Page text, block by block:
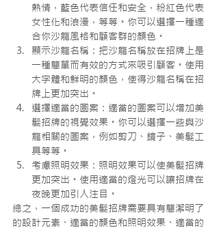
熱情，藍色代表信任和安全，粉紅色代表
女性化和浪漫，等等。你可以選擇一種適
合你沙龍風格和顧客群的顏色。
顯示沙龍名稱：把沙龍名稱放在招牌上是
一種簡單而有效的方式來吸引顧客。使用
大字體和鮮明的顏色，使得沙龍名稱在招
牌上更加突出。
選擇適當的圖案：適當的圖案可以增加美
髮招牌的視覺效果。你可以選擇一些與沙
龍相關的圖案，例如剪刀、鏡子、美髮工
具等等。
考慮照明效果：照明效果可以使美髮招牌
更加突出。使用適當的燈光可以讓招牌在
夜晚更加引人注目。
總之，一個成功的美髮招牌需要具有簡潔明了
的設計元素、適當的顏色和照明效果、適當的